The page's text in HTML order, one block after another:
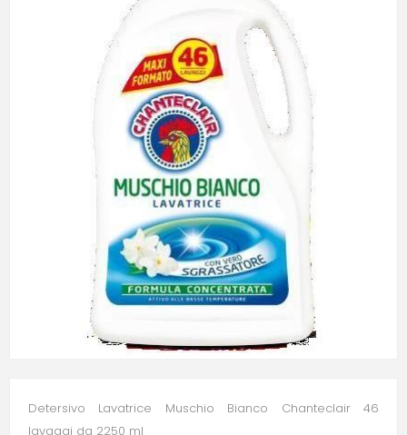
Detersivo Lavatrice Muschio Bianco Chanteclair 46
lavaggi da 2250 ml